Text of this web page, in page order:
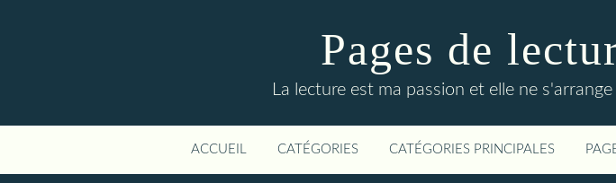
Pages de
La lecture est ma passion et elle ne
ACCUEIL CATÉGORIES CATÉGORIES PRINCIPALES